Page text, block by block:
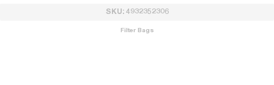
SKU: 4932352306
Filter Bags